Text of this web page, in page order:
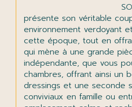
                                SOUS COMPROMIS ** EN EXCLUSIVITÉ ** Maison familiale 5 chambres jardin et garage ? Saint-Genis-Laval Val You and Home vous
présente son véritable
environnement verdoyant
cette époque, tout en
qui mène à une grande
indépendante, que vous
chambres, offrant ainsi un
dressings et une seconde
conviviaux en famille ou